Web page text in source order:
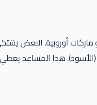
ماركات أوروبية. البعض
(الأسود). هذا المساعد